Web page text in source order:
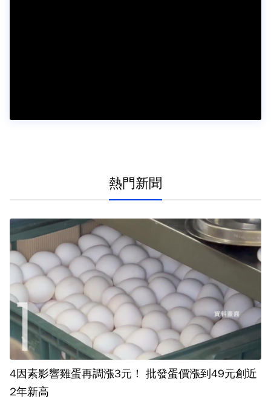
熱門新聞
4因素影響雞蛋再調漲3元！ 批發蛋價漲到49元創近
2年新高